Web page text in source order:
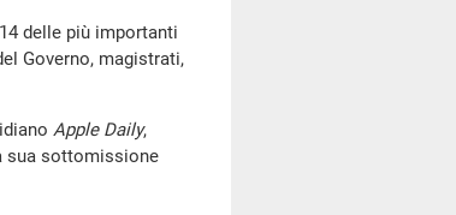
delle più importanti
Governo, magistrati,
Apple Daily,
sua sottomissione